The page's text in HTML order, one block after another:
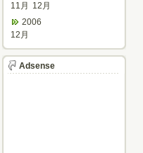
11月
12月
2006
12月
Adsense